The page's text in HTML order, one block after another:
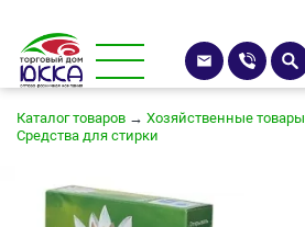
Каталог товаров → Хозяйственные товары
Средства для стирки